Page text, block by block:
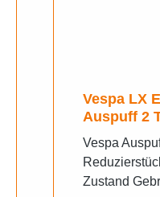
Vespa LX
Auspuff 2
Vespa
Zustand